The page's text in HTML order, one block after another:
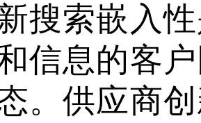
搜索嵌入
信息的客
。供应商